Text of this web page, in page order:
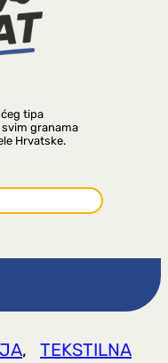
tipa
granama
Hrvatske.
,
TEKSTILNA